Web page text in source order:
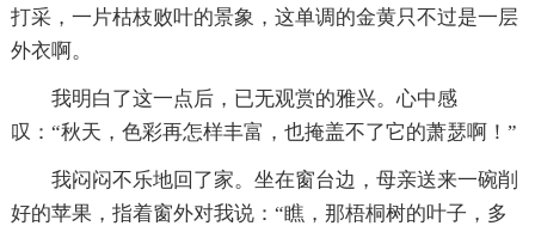
打采，一片枯枝败叶的景象，这单调的金黄只不过是一层
外衣啊。
我明白了这一点后，已无观赏的雅兴。心中感
叹：“秋天，色彩再怎样丰富，也掩盖不了它的萧瑟啊！”
我闷闷不乐地回了家。坐在窗台边，母亲送来一碗削
好的苹果，指着窗外对我说：“瞧，那梧桐树的叶子，多